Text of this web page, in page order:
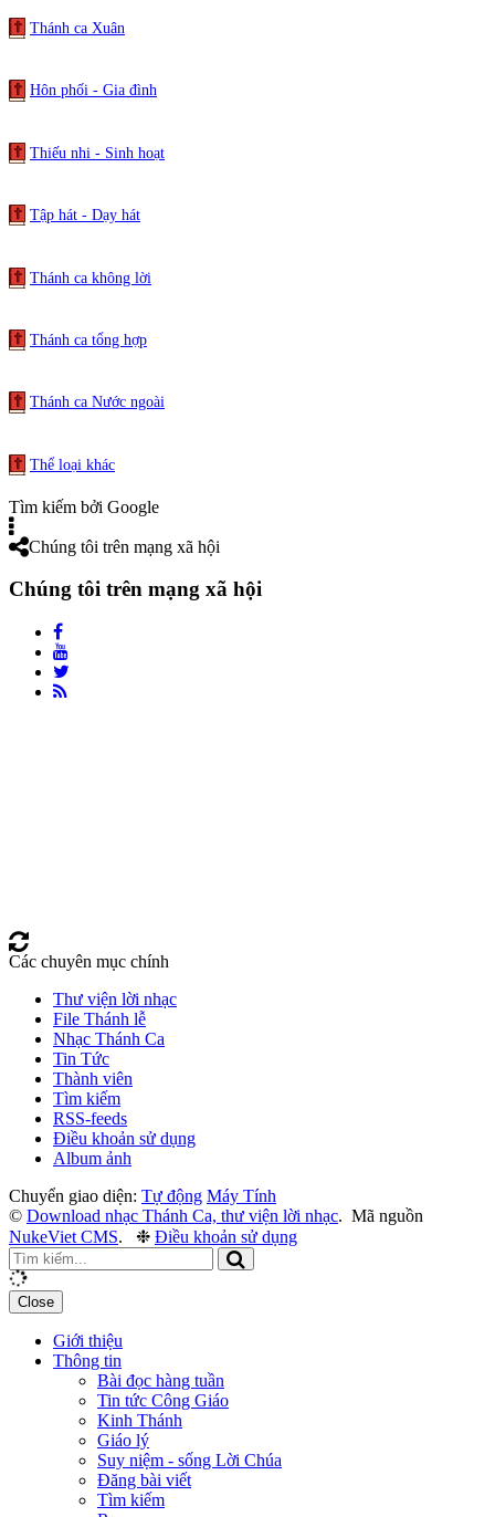
Thánh ca Xuân
Hôn phối - Gia đình
Thiếu nhi - Sinh hoạt
Tập hát - Dạy hát
Thánh ca không lời
Thánh ca tổng hợp
Thánh ca Nước ngoài
Thể loại khác
Tìm kiếm bởi Google
Chúng tôi trên mạng xã hội
Chúng tôi trên mạng xã hội
Các chuyên mục chính
Thư viện lời nhạc
File Thánh lễ
Nhạc Thánh Ca
Tin Tức
Thành viên
Tìm kiếm
RSS-feeds
Điều khoản sử dụng
Album ảnh
Chuyển giao diện: Tự động Máy Tính
© Download nhạc Thánh Ca, thư viện lời nhạc. Mã nguồn
NukeViet CMS. ❉ Điều khoản sử dụng
Close
Giới thiệu
Thông tin
Bài đọc hàng tuần
Tin tức Công Giáo
Kinh Thánh
Giáo lý
Suy niệm - sống Lời Chúa
Đăng bài viết
Tìm kiếm